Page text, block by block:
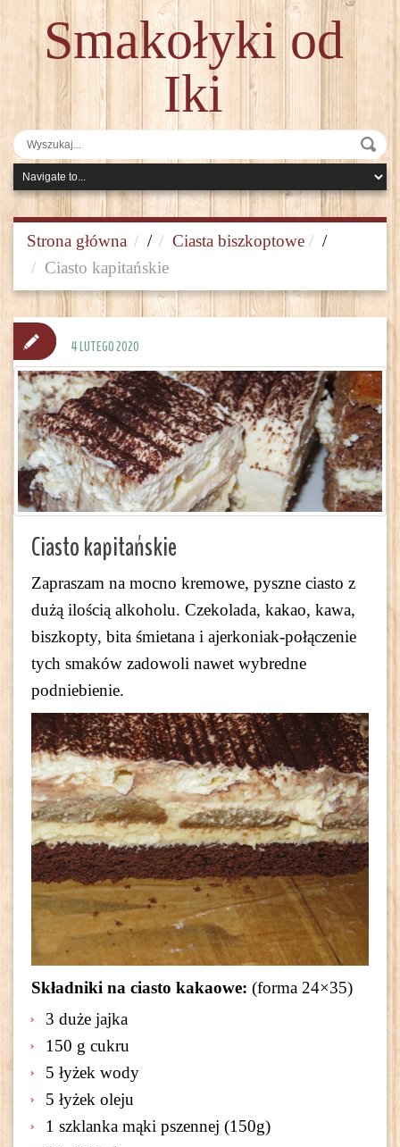
Smakołyki od
Iki
Strona główna / Ciasta biszkoptowe
/
Ciasto kapitańskie
Ciasto kapitańskie
Zapraszam na mocno kremowe, pyszne ciasto z
dużą ilością alkoholu. Czekolada, kakao, kawa,
biszkopty, bita śmietana i ajerkoniak-połączenie
tych smaków zadowoli nawet wybredne
podniebienie.
Składniki na ciasto kakaowe: (forma 24×35)
3 duże jajka
150 g cukru
5 łyżek wody
5 łyżek oleju
1 szklanka mąki pszennej (150g)
4 LUTEGO 2020